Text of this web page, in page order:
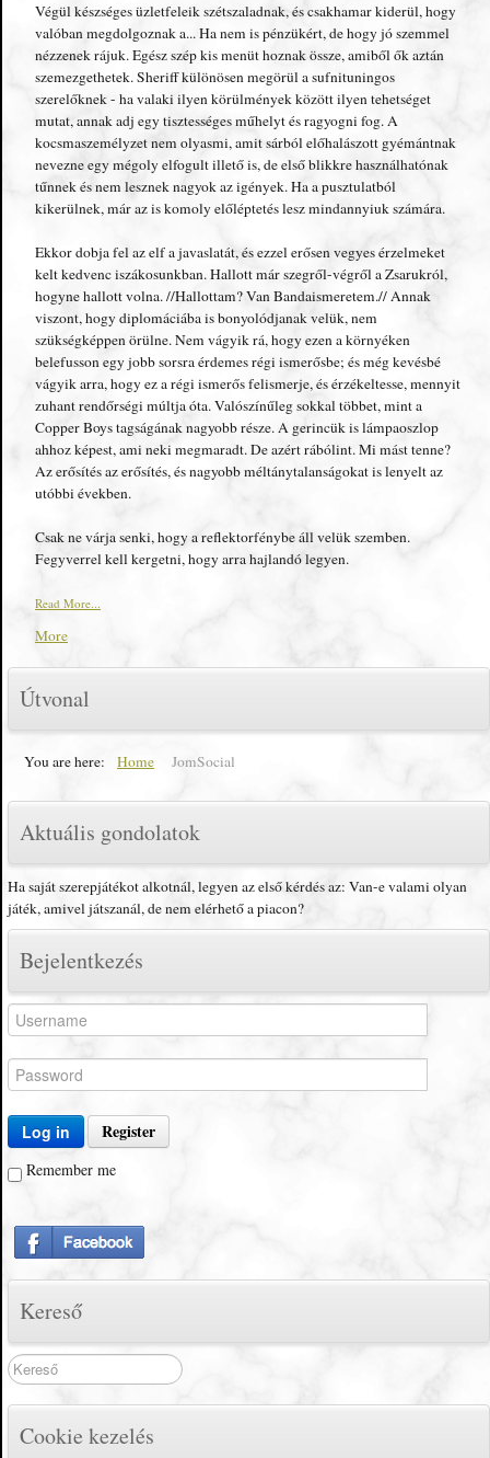
Végül készséges üzletfeleik szétszaladnak, és csakhamar kiderül, hogy
valóban megdolgoznak a... Ha nem is pénzükért, de hogy jó szemmel
nézzenek rájuk. Egész szép kis menüt hoznak össze, amiből ők aztán
szemezgethetek. Sheriff különösen megörül a sufnituningos
szerelőknek - ha valaki ilyen körülmények között ilyen tehetséget
mutat, annak adj egy tisztességes műhelyt és ragyogni fog. A
kocsmaszemélyzet nem olyasmi, amit sárból előhalászott gyémántnak
nevezne egy mégoly elfogult illető is, de első blikkre használhatónak
tűnnek és nem lesznek nagyok az igények. Ha a pusztulatból
kikerülnek, már az is komoly előléptetés lesz mindannyiuk számára.
Ekkor dobja fel az elf a javaslatát, és ezzel erősen vegyes érzelmeket
kelt kedvenc iszákosunkban. Hallott már szegről-végről a Zsarukról,
hogyne hallott volna. //Hallottam? Van Bandaismeretem.// Annak
viszont, hogy diplomáciába is bonyolódjanak velük, nem
szükségképpen örülne. Nem vágyik rá, hogy ezen a környéken
belefusson egy jobb sorsra érdemes régi ismerősbe; és még kevésbé
vágyik arra, hogy ez a régi ismerős felismerje, és érzékeltesse, mennyit
zuhant rendőrségi múltja óta. Valószínűleg sokkal többet, mint a
Copper Boys tagságának nagyobb része. A gerincük is lámpaoszlop
ahhoz képest, ami neki megmaradt. De azért rábólint. Mi mást tenne?
Az erősítés az erősítés, és nagyobb méltánytalanságokat is lenyelt az
utóbbi években.
Csak ne várja senki, hogy a reflektorfénybe áll velük szemben.
Fegyverrel kell kergetni, hogy arra hajlandó legyen.
Read More...
More
Útvonal
You are here: Home JomSocial
Aktuális gondolatok
Ha saját szerepjátékot alkotnál, legyen az első kérdés az: Van-e valami olyan
játék, amivel játszanál, de nem elérhető a piacon?
Bejelentkezés
Log in Register
Remember me
Kereső
Search
...
Cookie kezelés